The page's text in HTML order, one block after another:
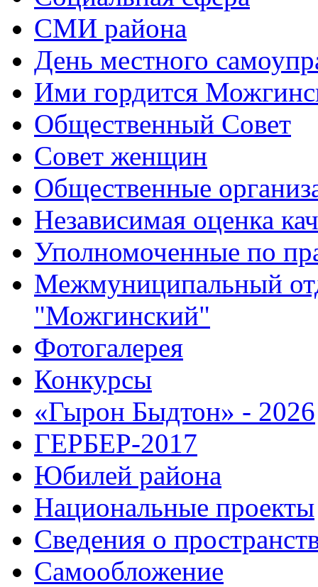
СМИ района
День местного
Ими гордится
Общественный Совет
Совет женщин
Общественные
Независимая оценка
Уполномоченные по
Межмуниципальный
"Можгинский"
Фотогалерея
Конкурсы
«Гырон Быдтон» - 2026
ГЕРБЕР-2017
Юбилей района
Национальные проекты
Сведения о
Самообложение